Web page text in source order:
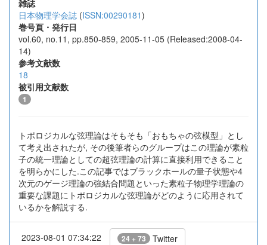
雑誌
日本物理学会誌 (ISSN:00290181)
巻号頁・発行日
vol.60, no.11, pp.850-859, 2005-11-05 (Released:2008-04-
14)
参考文献数
18
被引用文献数
1
トポロジカルな弦理論はそもそも「おもちゃの弦模型」とし
て考え出されたが, その後筆者らのグループはこの理論が素粒
子の統一理論としての超弦理論の計算に直接利用できること
を明らかにした.この記事ではブラックホールの量子状態や4
次元のゲージ理論の強結合問題といった素粒子物理学理論の
重要な課題にトポロジカルな弦理論がどのように応用されて
いるかを解説する.
2023-08-01 07:34:22 24 + 73 Twitter